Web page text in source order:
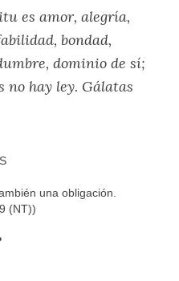
es amor, alegría,
bondad,
dominio de sí;
no hay ley. Gálatas
una obligación.
(NT))